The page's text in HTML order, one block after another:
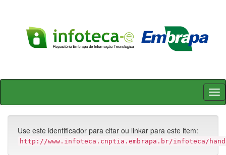
Skip
Use este identificador para citar ou linkar para este item:
http://www.infoteca.cnptia.embrapa.br/infoteca/